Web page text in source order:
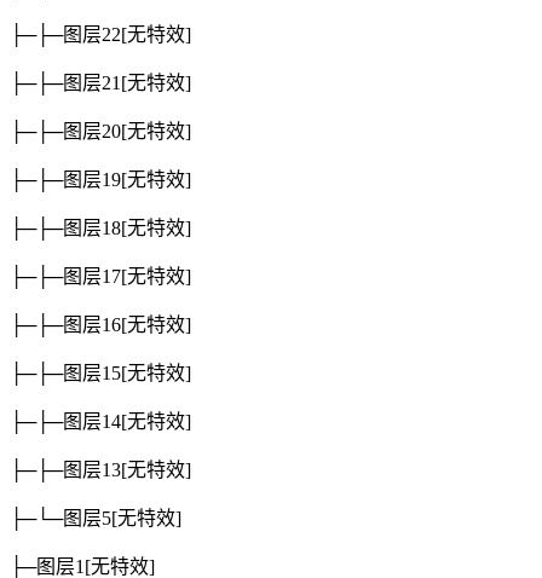
├─├─图层22[无特效]
├─├─图层21 [无特效]
├─├─图层20[无特效]
├─├─图层19[无特效]
├─├─图层18[无特效]
├─├─图层17[无特效]
├─├─图层16[无特效]
├─├─图层15[无特效]
├─├─图层14[无特效]
├─├─图层13[无特效]
├─└─图层5[无特效]
├─图层1 [无特效]